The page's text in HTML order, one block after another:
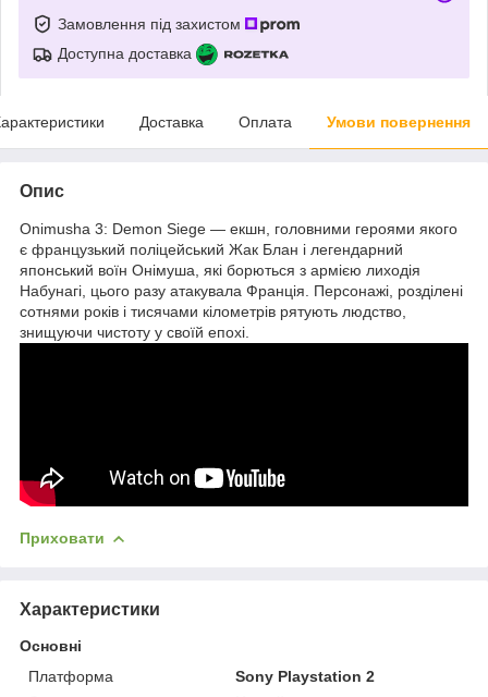
Замовлення під захистом
Доступна доставка
Доставка Оплата Умови повернення
Опис
Onimusha 3: Demon Siege — екшн, головними героями якого
є французький поліцейський Жак Блан і легендарний
японський воїн Онімуша, які борються з армією лиходія
Набунагі, цього разу атакувала Франція. Персонажі, розділені
сотнями років і тисячами кілометрів рятують людство,
знищуючи чистоту у своїй епохі.
Приховати
Характеристики
Основні
Платформа
Sony Playstation 2